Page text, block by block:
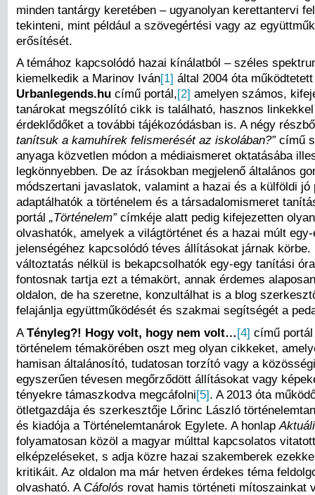
minden tantárgy keretében – ugyanolyan kerettantervi
tekinteni, mint például a szövegértési vagy az
erősítését.
A témához kapcsolódó hazai kínálatból – széles
kiemelkedik a Marinov Iván[1] által 2004 óta működtetett
Urbanlegends.hu című portál,[2] amelyen számos,
tanárokat megszólító cikk is található, hasznos
érdeklődőket a további tájékozódásban is. A négy
tanítsuk a kamuhírek felismerését az iskolában?”című
anyaga közvetlen módon a médiaismeret oktatásába
legkönnyebben. De az írásokban megjelenő általános
módszertani javaslatok, valamint a hazai és a külföldi jó
adaptálhatók a történelem és a társadalomismeret
portál „Történelem”címkéje alatt pedig kifejezetten
olvashatók, amelyek a világtörténet és a hazai múlt
jelenségéhez kapcsolódó téves állításokat járnak körbe.
változtatás nélkül is bekapcsolhatók egy-egy tanítási
fontosnak tartja ezt a témakört, annak érdemes
oldalon, de ha szeretne, konzultálhat is a blog
felajánlja együttműködését és szakmai segítségét a
ATényleg?! Hogy volt, hogy nem volt…[4] című
történelem témakörében oszt meg olyan cikkeket,
hamisan általánosító, tudatosan torzító vagy a
egyszerűen tévesen megőrződött állításokat vagy
tényekre támaszkodva megcáfolni[5]. A 2013 óta
ötletgazdája és szerkesztője Lőrinc László
és kiadója a Történelemtanárok Egylete. A honlap
folyamatosan közöl a magyar múlttal kapcsolatos
elképzeléseket, s adja közre hazai szakemberek
kritikáit. Az oldalon ma már hetven érdekes téma
olvasható. A Cáfolós rovat hamis történeti mítoszainkat